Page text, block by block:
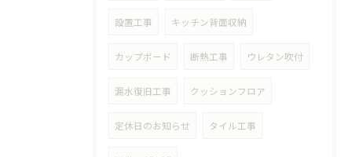
設置工事 キッチン背面収納
カップボード 断熱工事 ウレタン吹付
漏水復旧工事 クッションフロア
定休日のお知らせ タイル工事